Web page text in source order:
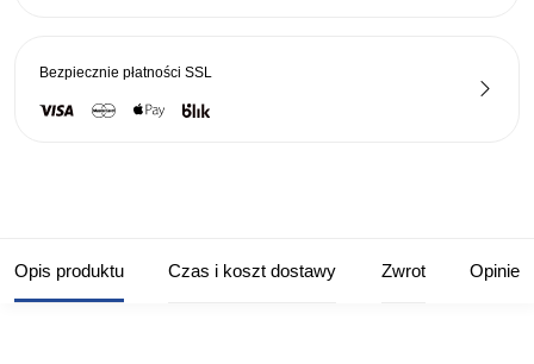
Bezpiecznie płatności SSL
Opis produktu Czas i koszt dostawy Zwrot Opinie